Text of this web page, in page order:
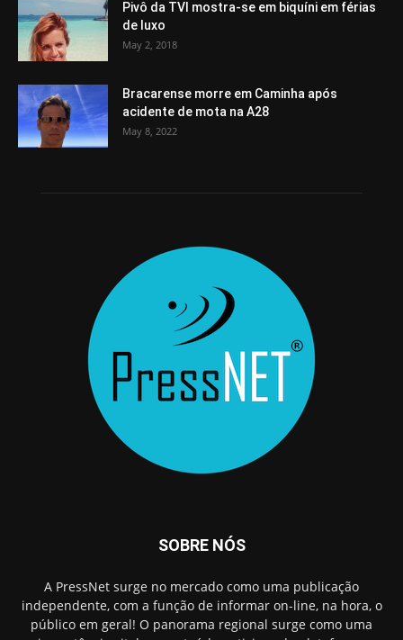
Pivô da TVI mostra-se em biquíni em férias
de luxo
May 2, 2018
Bracarense morre em Caminha após
acidente de mota na A28
May 8, 2022
SOBRE NÓS
A PressNet surge no mercado como uma publicação
independente, com a função de informar on-line, na hora, o
público em geral! O panorama regional surge como uma